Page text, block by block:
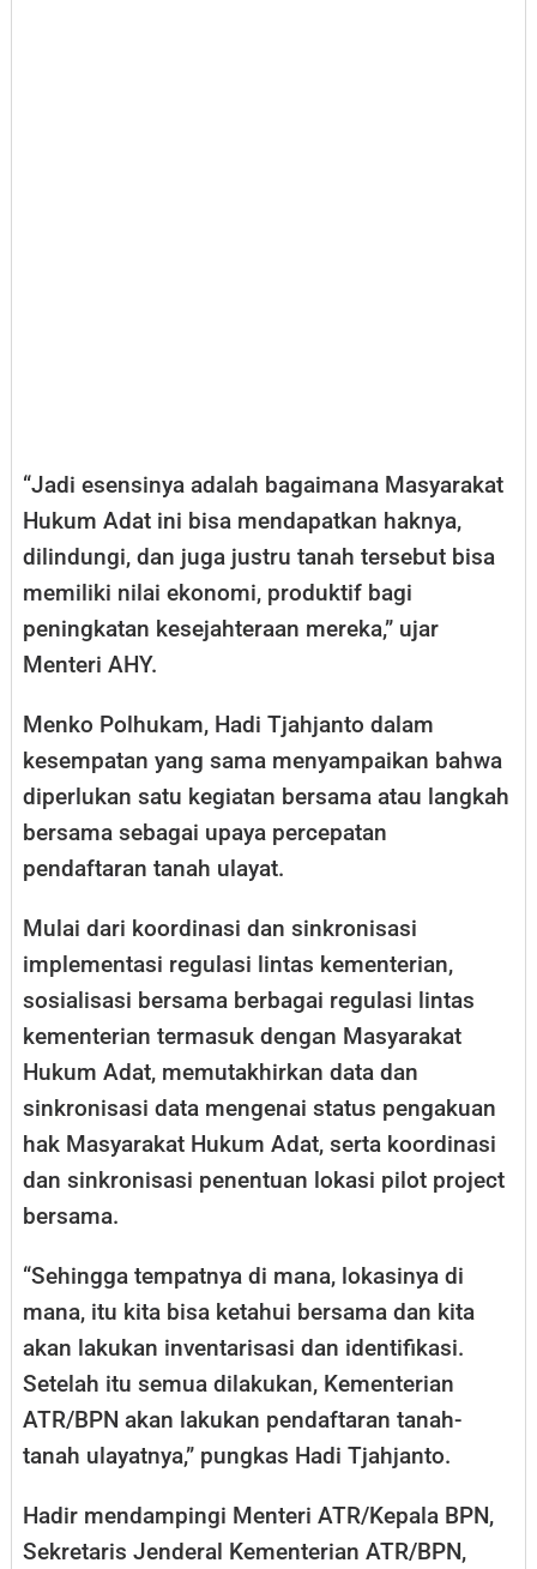
“Jadi esensinya adalah bagaimana Masyarakat
Hukum Adat ini bisa mendapatkan haknya,
dilindungi, dan juga justru tanah tersebut bisa
memiliki nilai ekonomi, produktif bagi
peningkatan kesejahteraan mereka,” ujar
Menteri AHY.
Menko Polhukam, Hadi Tjahjanto dalam
kesempatan yang sama menyampaikan bahwa
diperlukan satu kegiatan bersama atau langkah
bersama sebagai upaya percepatan
pendaftaran tanah ulayat.
Mulai dari koordinasi dan sinkronisasi
implementasi regulasi lintas kementerian,
sosialisasi bersama berbagai regulasi lintas
kementerian termasuk dengan Masyarakat
Hukum Adat, memutakhirkan data dan
sinkronisasi data mengenai status pengakuan
hak Masyarakat Hukum Adat, serta koordinasi
dan sinkronisasi penentuan lokasi pilot project
bersama.
“Sehingga tempatnya di mana, lokasinya di
mana, itu kita bisa ketahui bersama dan kita
akan lakukan inventarisasi dan identifikasi.
Setelah itu semua dilakukan, Kementerian
ATR/BPN akan lakukan pendaftaran tanah-
tanah ulayatnya,” pungkas Hadi Tjahjanto.
Hadir mendampingi Menteri ATR/Kepala BPN,
Sekretaris Jenderal Kementerian ATR/BPN,